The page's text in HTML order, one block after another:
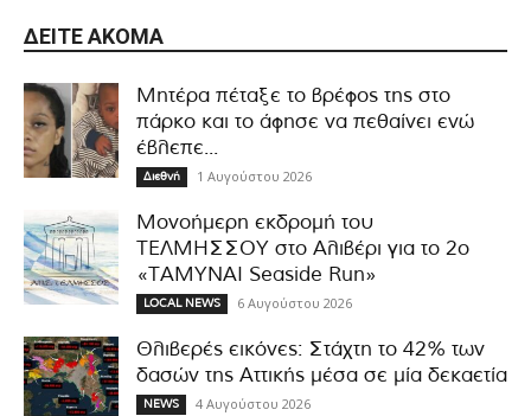
ΔΕΊΤΕ ΑΚΌΜΑ
Μητέρα πέταξε το βρέφος της στο
πάρκο και το άφησε να πεθαίνει ενώ
έβλεπε...
Διεθνή 1 Αυγούστου 2026
Μονοήμερη εκδρομή του
ΤΕΛΜΗΣΣΟΥ στο Αλιβέρι για το 2ο
«ΤΑΜΥΝΑΙ Seaside Run»
LOCAL NEWS 6 Αυγούστου 2026
Θλιβερές εικόνες: Στάχτη το 42% των
δασών της Αττικής μέσα σε μία δεκαετία
NEWS 4 Αυγούστου 2026